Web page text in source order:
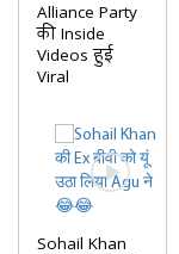
Alliance Party
की Inside
Videos हुई
Viral
Sohail Khan